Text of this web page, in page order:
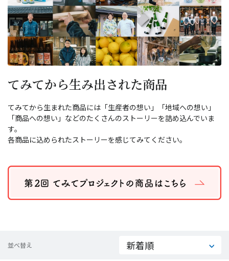
てみてから生み出された商品
てみてから生まれた商品には「生産者の想い」「地域への想い」
「商品への想い」などのたくさんのストーリーを詰め込んでいま
す。
各商品に込められたストーリーを感じてみてください。
並べ替え